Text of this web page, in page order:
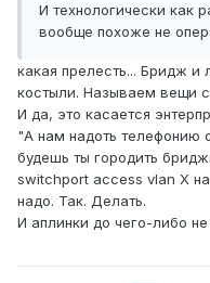
И технологически как
вообще похоже не
какая прелесть... Бридж и
костыли. Называем вещи
И да, это касается
"А нам надоть телефонию
будешь ты городить
switchport access vlan Х
надо. Так. Делать.
И аплинки до чего-либо